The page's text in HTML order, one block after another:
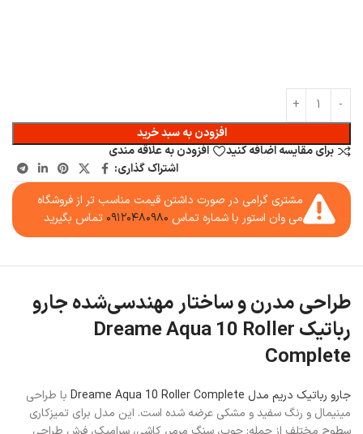
افزودن به سبد خرید
برای مقایسه اضافه کنید
افزودن به علاقه مندی
اشتراک گذاری:
مشتری گرامی در صورت داشتن قیمت مناسب تر از فروشگاه
می وان استور با شماره تماس ۰۹۱۲۰۴۸۰۹۸۰ تماس بگیرید
طراحی مدرن و ساختار مهندسی‌شده جارو
رباتیک Dreame Aqua 10 Roller
Complete
جارو رباتیک دریم مدل Dreame Aqua 10 Roller Complete
با طراحی
مینیمال و رنگ سفید و مشکی عرضه شده است. این مدل برای تمیزکاری